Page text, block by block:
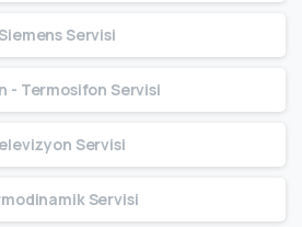
Siemens Servisi
- Termosifon Servisi
Servisi
Servisi